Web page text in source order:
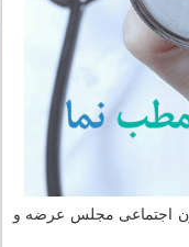
اجتماعی مجلس عرضه و